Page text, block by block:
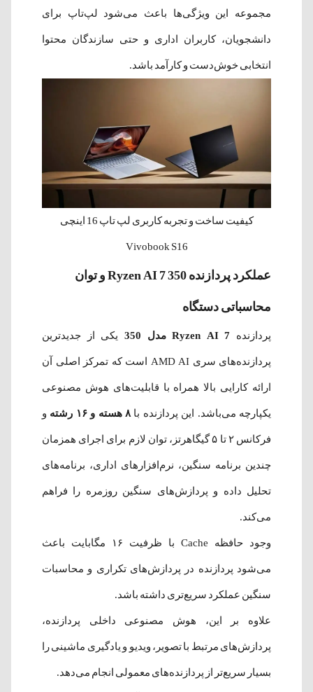
مجموعه این ویژگی‌ها باعث می‌شود لپ‌تاپ برای
دانشجویان، کاربران اداری و حتی سازندگان محتوا
انتخابی خوش‌دست و کارآمد باشد.
کیفیت ساخت و تجربه کاربری لپ تاپ 16 اینچی
Vivobook S16
عملکرد پردازنده Ryzen AI 7 350 و توان
محاسباتی دستگاه
پردازنده Ryzen AI 7 مدل 350 یکی از جدیدترین
پردازنده‌های سری AMD AI است که تمرکز اصلی آن
ارائه کارایی بالا همراه با قابلیت‌های هوش مصنوعی
یکپارچه می‌باشد. این پردازنده با ۸ هسته و ۱۶ رشته و
فرکانس ۲ تا ۵ گیگاهرتز، توان لازم برای اجرای همزمان
چندین برنامه سنگین، نرم‌افزارهای اداری، برنامه‌های
تحلیل داده و پردازش‌های سنگین روزمره را فراهم
می‌کند.
وجود حافظه Cache با ظرفیت ۱۶ مگابایت باعث
می‌شود پردازنده در پردازش‌های تکراری و محاسبات
سنگین عملکرد سریع‌تری داشته باشد.
علاوه بر این، هوش مصنوعی داخلی پردازنده،
پردازش‌های مرتبط با تصویر، ویدیو و یادگیری ماشینی را
بسیار سریع‌تر از پردازنده‌های معمولی انجام می‌دهد.